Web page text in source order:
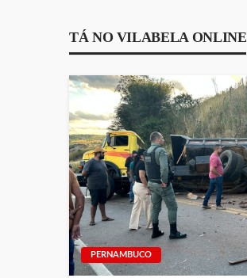
TÁ NO VILABELA ONLINE
PERNAMBUCO